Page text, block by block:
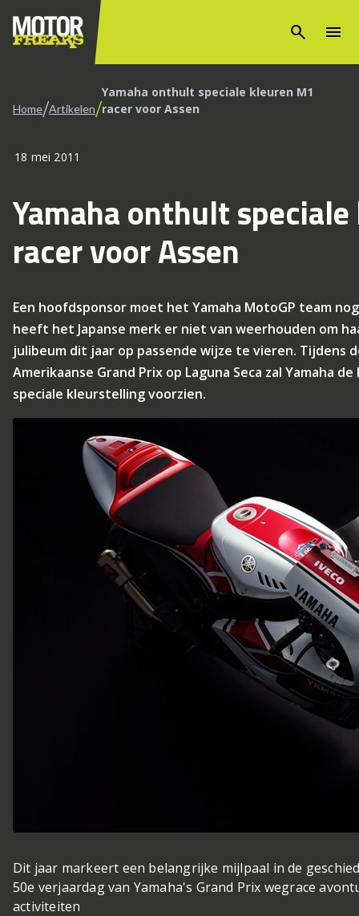
search menu
Home/Artikelen/Yamaha onthult speciale kleuren M1
racer voor Assen
18 mei 2011
Yamaha onthult
racer voor Assen
Een hoofdsponsor moet het Yamaha MotoGP team
heeft het Japanse merk er niet van weerhouden om
julibeum dit jaar op passende wijze te vieren. Tijdens
Amerikaanse Grand Prix op Laguna Seca zal Yamaha
speciale kleurstelling voorzien.
Dit jaar markeert een belangrijke mijlpaal in de
50e verjaardag van Yamaha's Grand Prix wegrace
activiteiten